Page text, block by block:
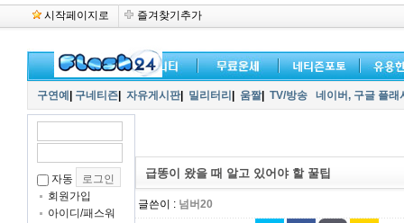
시작페이지로 즐겨찾기추가
구연예 구네티즌 자유게시판| 밀리터리 움짤| TV/방송 네이버, 구글 플
자동
회원가입
아이디/패스워
급똥이 왔을 때 알고 있어야 할 꿀팁
글쓴이 : 넘버20